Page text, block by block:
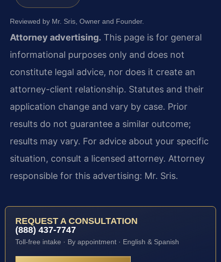
Reviewed by Mr. Sris, Owner and Founder.
Attorney advertising. This page is for general
informational purposes only and does not
constitute legal advice, nor does it create an
attorney-client relationship. Statutes and their
application change and vary by case. Prior
results do not guarantee a similar outcome;
results may vary. For advice about your specific
situation, consult a licensed attorney. Attorney
responsible for this advertising: Mr. Sris.
REQUEST A CONSULTATION
(888) 437-7747
Toll-free intake · By appointment · English & Spanish